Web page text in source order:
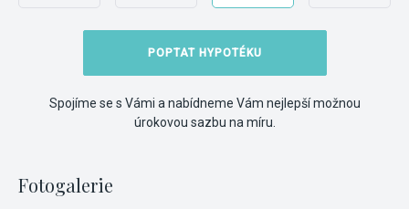
POPTAT HYPOTÉKU
Spojíme se s Vámi a nabídneme Vám nejlepší možnou
úrokovou sazbu na míru.
Fotogalerie